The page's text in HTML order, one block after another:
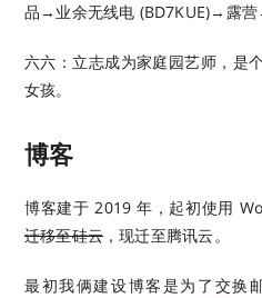
品→业余无线电 (BD7KUE)→露营
六六：立志成为家庭园艺师，是
女孩。
博客
博客建于 2019 年，起初使用
迁移至硅云 ，现迁至腾讯云。
最初我俩建设博客是为了交换